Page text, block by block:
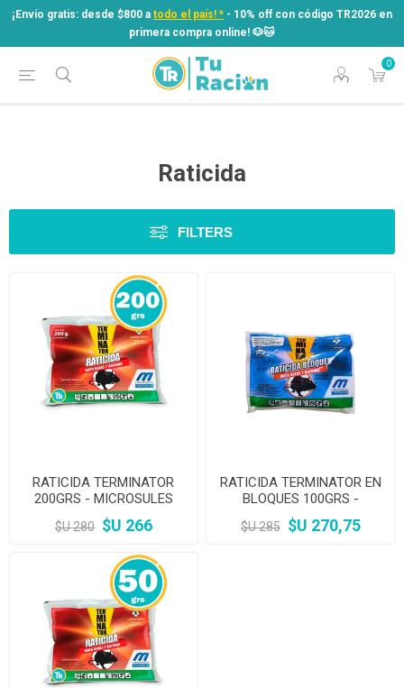
¡Envío gratis: desde $800 a todo el país! * - 10% off con código TR2026 en
primera compra online! ​🐶​🐱
0
¡Envío gratis: desde $800 atodo el país! *
- 10% off con código TR2026 en
primera compra online! ​🐶​🐱
Raticida
FILTERS
RATICIDA TERMINATOR
200GRS - MICROSULES
$U 280 $U 266
RATICIDA TERMINATOR EN
BLOQUES 100GRS -
MICROSULES
$U 285 $U 270,75